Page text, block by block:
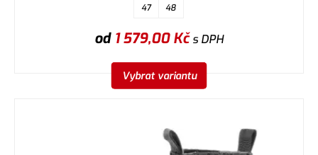
47
48
od 1 579,00Kčs DPH
Vybrat variantu